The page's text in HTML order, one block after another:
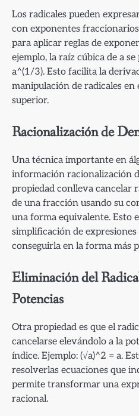
Los radicales pueden
con exponentes
para aplicar reglas de
ejemplo, la raíz cúbica de a
a^(1/3). Esto facilita la
manipulación de radicales en
superior.
Racionalización de
Una técnica importante en
información racionalización
propiedad conlleva cancelar
de una fracción usando su
una forma equivalente. Esto
simplificación de
conseguirla en la forma más
Eliminación del
Potencias
Otra propiedad es que el
cancelarse elevándolo a la
índice. Ejemplo: (√a)^2 = a.
resolverlas ecuaciones que
permite transformar una
racional.